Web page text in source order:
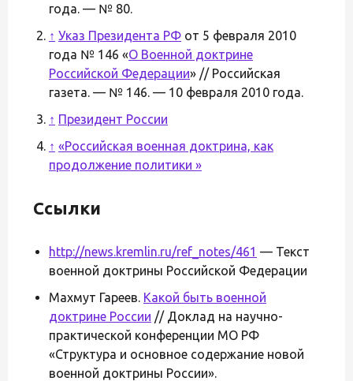
года. — № 80.
↑ Указ Президента РФ от 5 февраля 2010
года № 146 «О Военной доктрине
Российской Федерации» // Российская
газета. — № 146. — 10 февраля 2010 года.
↑ Президент России
↑ «Российская военная доктрина, как
продолжение политики »
Ссылки
http://news.kremlin.ru/ref_notes/461 — Текст
военной доктрины Российской Федерации
Махмут Гареев. Какой быть военной
доктрине России // Доклад на научно-
практической конференции МО РФ
«Структура и основное содержание новой
военной доктрины России».